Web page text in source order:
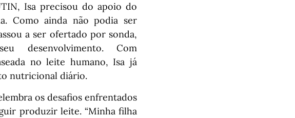
Isa precisou do apoio do
Como ainda não podia ser
a ser ofertado por sonda,
desenvolvimento. Com
no leite humano, Isa já
nutricional diário.
os desafios enfrentados
produzir leite. “Minha filha